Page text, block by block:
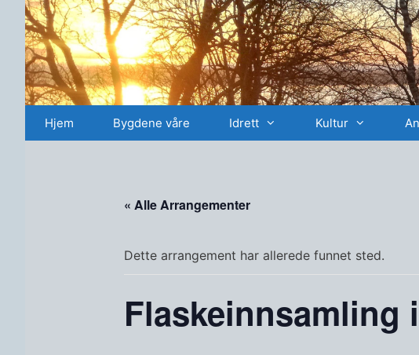
Hopp
innhold
Hjem Bygdene våre Idrett Kultur
« Alle Arrangementer
Dette arrangement har allerede funnet sted.
Flaskeinnsamling